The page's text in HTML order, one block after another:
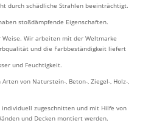
durch schädliche Strahlen beeinträchtigt.
stoßdämpfende Eigenschaften.
Wir arbeiten mit der Weltmarke
und die Farbbeständigkeit liefert
und Feuchtigkeit.
von Naturstein-, Beton-, Ziegel-, Holz-,
individuell zugeschnitten und mit Hilfe von
und Decken montiert werden.